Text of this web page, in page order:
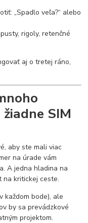
„Spadlo veľa?“ alebo
rigoly, retenčné
aj o tretej ráno,
SIM
aby ste mali viac
na úrade vám
A jedna hladina na
na kritickej ceste.
každom bode), ale
by sa prevádzkové
projektom.